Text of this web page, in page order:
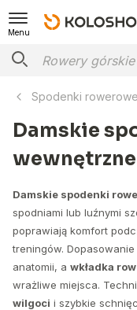
Menu
Spodenki
Damskie
wewnętrzne
Damskie spodenki
spodniami lub luźnymi
poprawiają komfort
treningów.
anatomii, a wkładka
wrażliwe miejsca.
wilgoci i szybkie